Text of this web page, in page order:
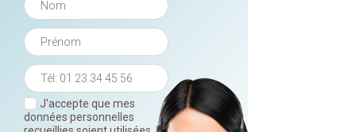
J'accepte que mes
données personnelles